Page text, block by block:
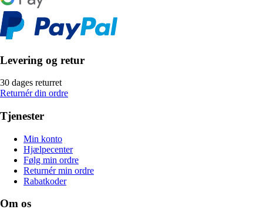
Levering og retur
30 dages returret
Returnér din ordre
Tjenester
Min konto
Hjælpecenter
Følg min ordre
Returnér min ordre
Rabatkoder
Om os